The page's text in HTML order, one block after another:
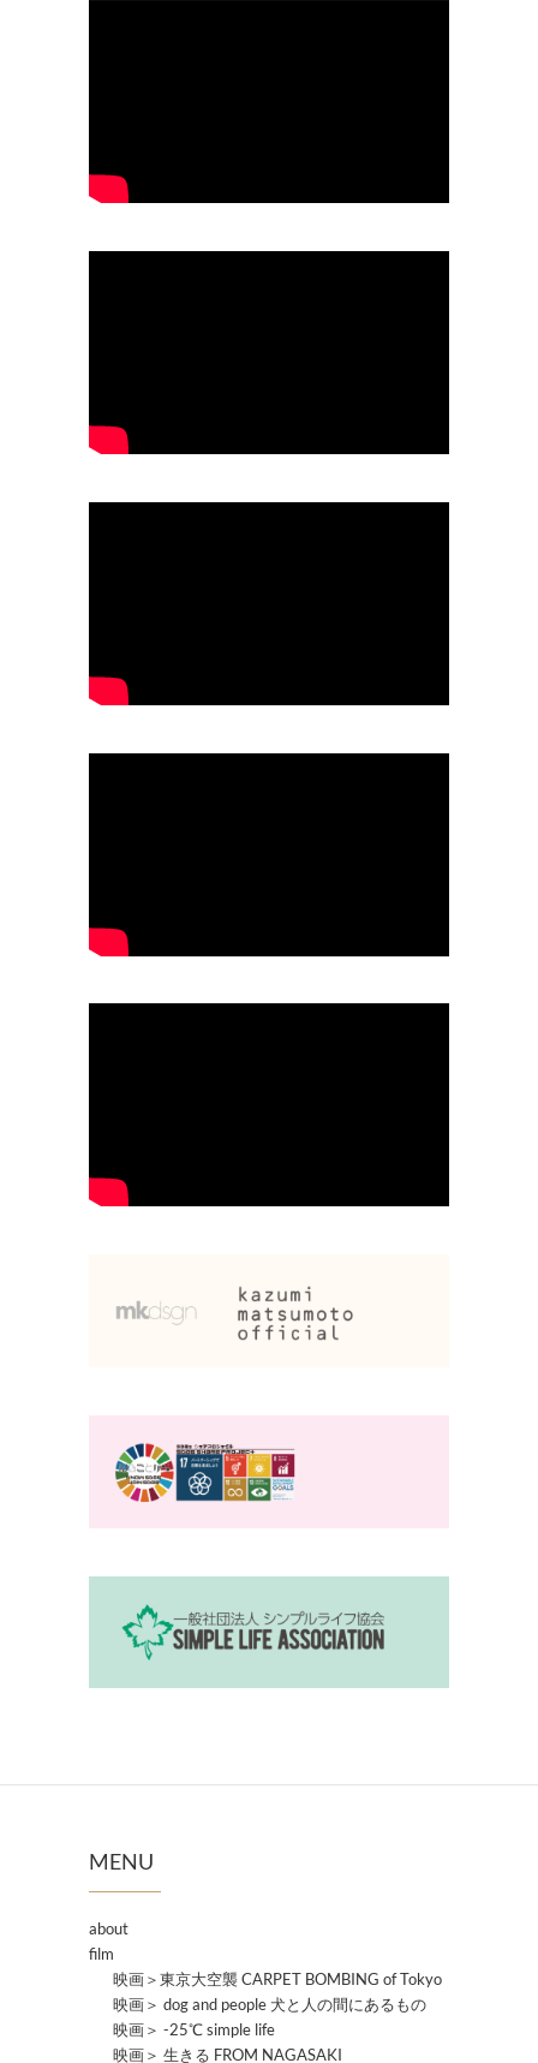
MENU
about
film
映画＞東京大空襲 CARPET BOMBING of Tokyo
映画＞ dog and people 犬と人の間にあるもの
映画＞ -25℃ simple life
映画＞ 生きる FROM NAGASAKI